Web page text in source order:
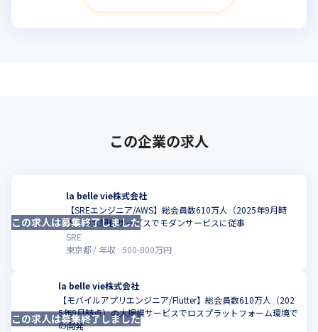
この企業の求人
la belle vie株式会社
【SREエンジニア/AWS】総会員数610万人（2025年9月時
点）の大規模サービスでモダンサービスに従事
SRE
東京都
年収 : 500-800万円
この求人は募集終了しました
la belle vie株式会社
【モバイルアプリエンジニア/Flutter】総会員数610万人（202
5年9月時点）の大規模サービスでロスプラットフォーム環境で
の開発
この求人は募集終了しました